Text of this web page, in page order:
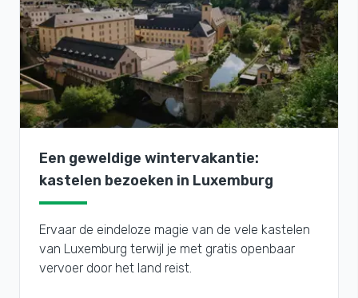
Een geweldige wintervakantie:
kastelen bezoeken in Luxemburg
Ervaar de eindeloze magie van de vele kastelen
van Luxemburg terwijl je met gratis openbaar
vervoer door het land reist.